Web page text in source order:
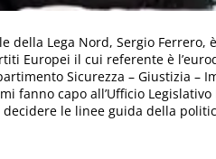
della Lega Nord, Sergio
Europei il cui referente è
Sicurezza – Giustizia –
fanno capo all’Ufficio
le linee guida della